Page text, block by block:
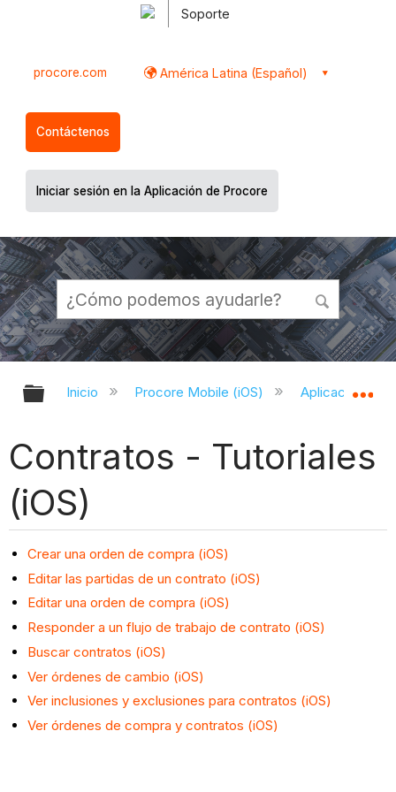
Soporte
procore.com América Latina (Español)
Contáctenos
Iniciar sesión en la Aplicación de Procore
Expandir/contraer jerarquía global
Inicio Procore Mobile (iOS) Aplicación iOS
Contratos - Tutoriales
(iOS)
Crear una orden de compra (iOS)
Editar las partidas de un contrato (iOS)
Editar una orden de compra (iOS)
Responder a un flujo de trabajo de contrato (iOS)
Buscar contratos (iOS)
Ver órdenes de cambio (iOS)
Ver inclusiones y exclusiones para contratos (iOS)
Ver órdenes de compra y contratos (iOS)